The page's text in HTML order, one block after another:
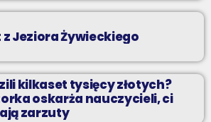
Jeziora Żywieckiego
kilkaset tysięcy złotych?
oskarża nauczycieli, ci
zarzuty